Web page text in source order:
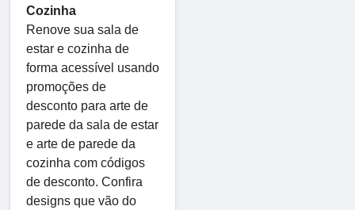
Cozinha
Renove sua sala de
estar e cozinha de
forma acessível usando
promoções de
desconto para arte de
parede da sala de estar
e arte de parede da
cozinha com códigos
de desconto. Confira
designs que vão do